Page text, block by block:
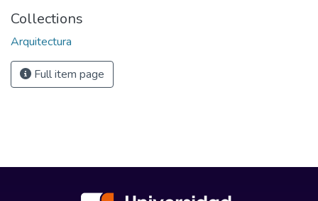
Collections
Arquitectura
Full item page